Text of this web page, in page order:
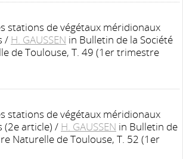
stations de végétaux méridionaux
/ H. GAUSSEN in Bulletin de la Société
de Toulouse, T. 49 (1er trimestre
stations de végétaux méridionaux
(2e article) / H. GAUSSEN in Bulletin de
Naturelle de Toulouse, T. 52 (1er